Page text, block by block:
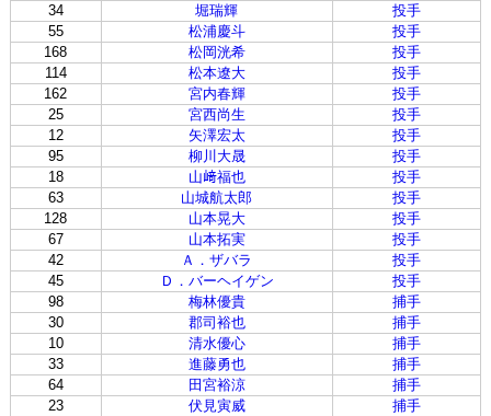
34
堀瑞輝
投手
55
松浦慶斗
投手
168
松岡洸希
投手
114
松本遼大
投手
162
宮内春輝
投手
25
宮西尚生
投手
12
矢澤宏太
投手
95
柳川大晟
投手
18
山﨑福也
投手
63
山城航太郎
投手
128
山本晃大
投手
67
山本拓実
投手
42
Ａ．ザバラ
投手
45
Ｄ．バーヘイゲン
投手
98
梅林優貴
捕手
30
郡司裕也
捕手
10
清水優心
捕手
33
進藤勇也
捕手
64
田宮裕涼
捕手
23
伏見寅威
捕手